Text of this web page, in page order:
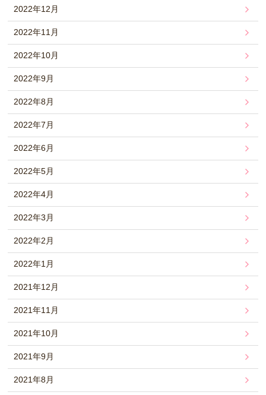
2022年12月
2022年11月
2022年10月
2022年9月
2022年8月
2022年7月
2022年6月
2022年5月
2022年4月
2022年3月
2022年2月
2022年1月
2021年12月
2021年11月
2021年10月
2021年9月
2021年8月